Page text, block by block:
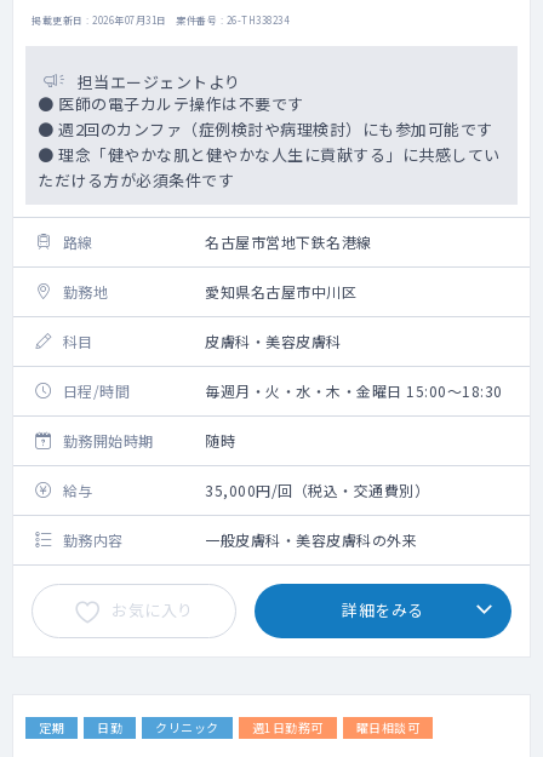
掲載更新日 : 2026年07月31日 案件番号 : 26-TH338234
担当エージェントより
● 医師の電子カルテ操作は不要です
● 週2回のカンファ（症例検討や病理検討）にも参加可能です
● 理念「健やかな肌と健やかな人生に貢献する」に共感してい
ただける方が必須条件です
路線 名古屋市営地下鉄名港線
勤務地 愛知県名古屋市中川区
科目 皮膚科・美容皮膚科
日程/時間 毎週月・火・水・木・金曜日 15:00～18:30
勤務開始時期 随時
給与 35,000円/回（税込・交通費別）
勤務内容 一般皮膚科・美容皮膚科の外来
お気に入り 詳細をみる
定期 日勤 クリニック 週1日勤務可 曜日相談可